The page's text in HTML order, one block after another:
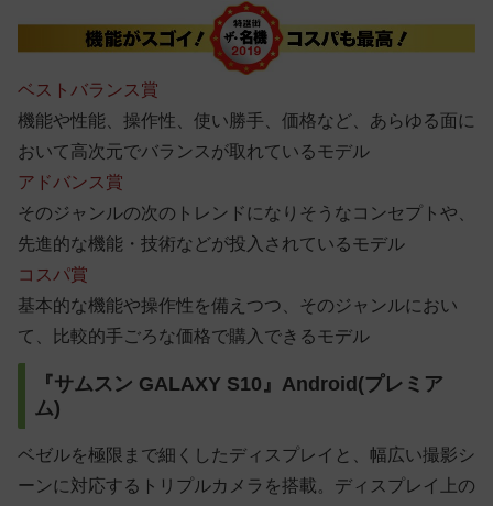
ベストバランス賞
機能や性能、操作性、使い勝手、価格など、あらゆる面に
おいて高次元でバランスが取れているモデル
アドバンス賞
そのジャンルの次のトレンドになりそうなコンセプトや、
先進的な機能・技術などが投入されているモデル
コスパ賞
基本的な機能や操作性を備えつつ、そのジャンルにおい
て、比較的手ごろな価格で購入できるモデル
『サムスン GALAXY S10』Android(プレミア
ム)
ベゼルを極限まで細くしたディスプレイと、幅広い撮影シ
ーンに対応するトリプルカメラを搭載。ディスプレイ上の